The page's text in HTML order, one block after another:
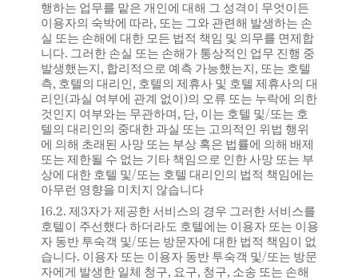
행하는 업무를 맡은 개인에 대해 그 성격이 무엇이든
이용자의 숙박에 따라, 또는 그와 관련해 발생하는 손
실 또는 손해에 대한 모든 법적 책임 및 의무를 면제합
니다. 그러한 손실 또는 손해가 통상적인 업무 진행 중
발생했는지, 합리적으로 예측 가능했는지, 또는 호텔
측, 호텔의 대리인, 호텔의 제휴사 및 호텔 제휴사의 대
리인(과실 여부에 관계 없이)의 오류 또는 누락에 의한
것인지 여부와는 무관하며, 단, 이는 호텔 및/또는 호
텔의 대리인의 중대한 과실 또는 고의적인 위법 행위
에 의해 초래된 사망 또는 부상 혹은 법률에 의해 배제
또는 제한될 수 없는 기타 책임으로 인한 사망 또는 부
상에 대한 호텔 및/또는 호텔 대리인의 법적 책임에는
아무런 영향을 미치지 않습니다
16.2. 제3자가 제공한 서비스의 경우 그러한 서비스를
호텔이 주선했다 하더라도 호텔에는 이용자 또는 이용
자 동반 투숙객 및/또는 방문자에 대한 법적 책임이 없
습니다. 이용자 또는 이용자 동반 투숙객 및/또는 방문
자에게 발생한 일체 청구, 요구, 청구, 소송 또는 손해